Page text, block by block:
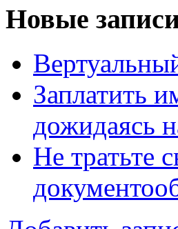
Новые
Заплатить
дожидаясь
Не тратьте